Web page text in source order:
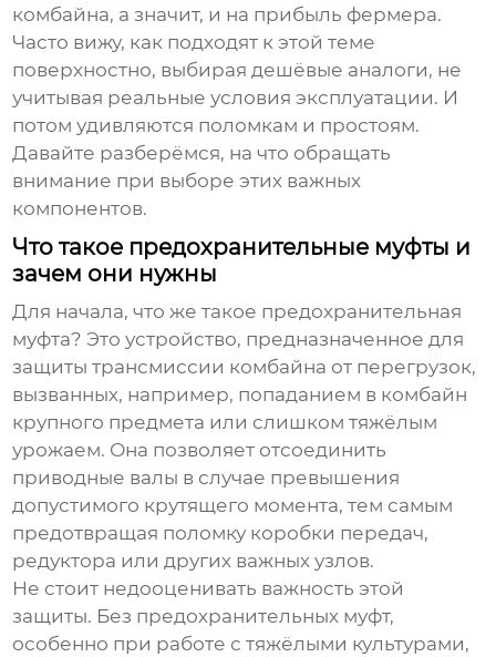
комбайна, а значит, и на прибыль фермера.
Часто вижу, как подходят к этой теме
поверхностно, выбирая дешёвые аналоги, не
учитывая реальные условия эксплуатации. И
потом удивляются поломкам и простоям.
Давайте разберёмся, на что обращать
внимание при выборе этих важных
компонентов.
Что такое предохранительные муфты и
зачем они нужны
Для начала, что же такое предохранительная
муфта? Это устройство, предназначенное для
защиты трансмиссии комбайна от перегрузок,
вызванных, например, попаданием в комбайн
крупного предмета или слишком тяжёлым
урожаем. Она позволяет отсоединить
приводные валы в случае превышения
допустимого крутящего момента, тем самым
предотвращая поломку коробки передач,
редуктора или других важных узлов.
Не стоит недооценивать важность этой
защиты. Без предохранительных муфт,
особенно при работе с тяжёлыми культурами,